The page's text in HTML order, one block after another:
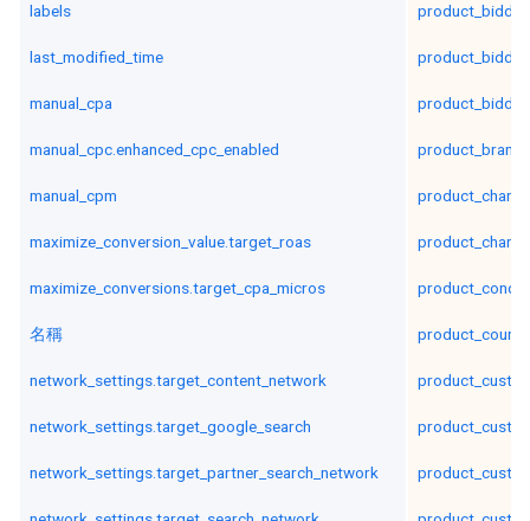
labels
last_modified_time
manual_cpa
manual_cpc.enhanced_cpc_enabled
manual_cpm
maximize_conversion_value.target_roas
maximize_conversions.target_cpa_micros
名稱
network_settings.target_content_network
network_settings.target_google_search
network_settings.target_partner_search_network
product_brand